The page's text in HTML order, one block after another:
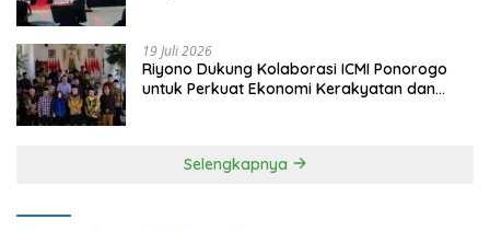
19 Juli 2026
Riyono Dukung Kolaborasi ICMI Ponorogo
untuk Perkuat Ekonomi Kerakyatan dan
Selengkapnya